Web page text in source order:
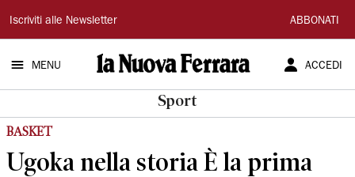
La
Nuova
Ferrara
Iscriviti alle Newsletter ABBONATI
MENU ACCEDI
Sport
BASKET
Ugoka nella storia È la prima